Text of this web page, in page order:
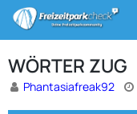
WÖRTER ZUG
Phantasiafreak92